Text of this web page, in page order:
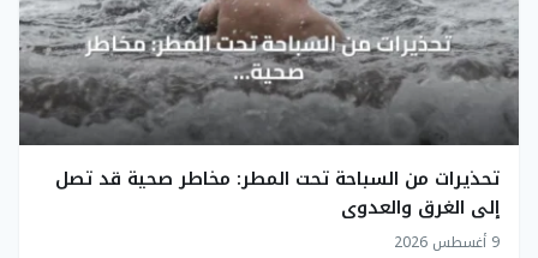
تحذيرات من السباحة تحت المطر: مخاطر صحية قد تصل
إلى الغرق والعدوى
9 أغسطس 2026